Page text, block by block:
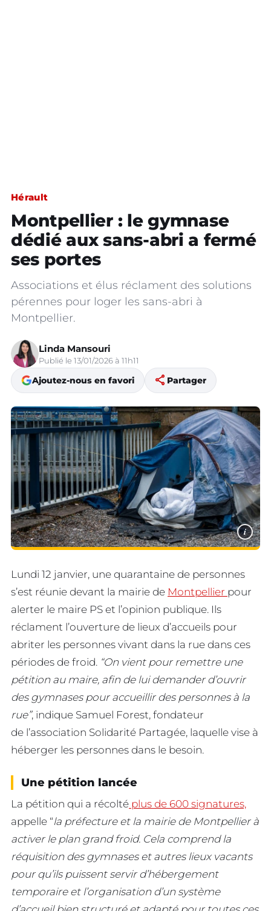
Hérault
Montpellier : le gymnase
dédié aux sans-abri a fermé
ses portes
Associations et élus réclament des solutions
pérennes pour loger les sans-abri à
Montpellier.
Linda Mansouri
Publié le 13/01/2026 à 11h11
Ajoutez-nous en favori share Partager
i
Lundi 12 janvier, une quarantaine de personnes
s’est réunie devant la mairie de Montpellier pour
alerter le maire PS et l’opinion publique. Ils
réclament l’ouverture de lieux d’accueils pour
abriter les personnes vivant dans la rue dans ces
périodes de froid. “On vient pour remettre une
pétition au maire, afin de lui demander d’ouvrir
des gymnases pour accueillir des personnes à la
rue”, indique Samuel Forest, fondateur
de l’association Solidarité Partagée, laquelle vise à
héberger les personnes dans le besoin.
Une pétition lancée
La pétition qui a récolté plus de 600 signatures,
appelle “la préfecture et la mairie de Montpellier à
activer le plan grand froid. Cela comprend la
réquisition des gymnases et autres lieux vacants
pour qu’ils puissent servir d’hébergement
temporaire et l’organisation d’un système